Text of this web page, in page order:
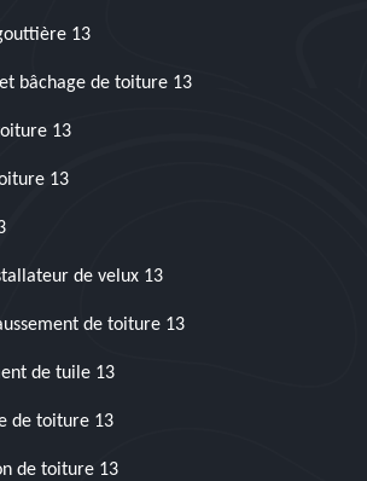
13
bâchage de toiture 13
13
13
de velux 13
de toiture 13
de tuile 13
de toiture 13
de toiture 13